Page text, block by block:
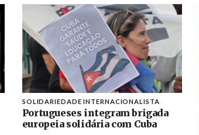
SOLIDARIEDADE INTERNACIONALISTA
Portugueses integram brigada
europeia solidária com Cuba